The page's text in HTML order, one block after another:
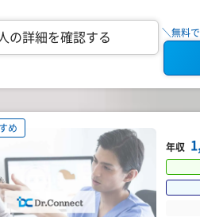
の詳細を確認する ＼無料
め
年収